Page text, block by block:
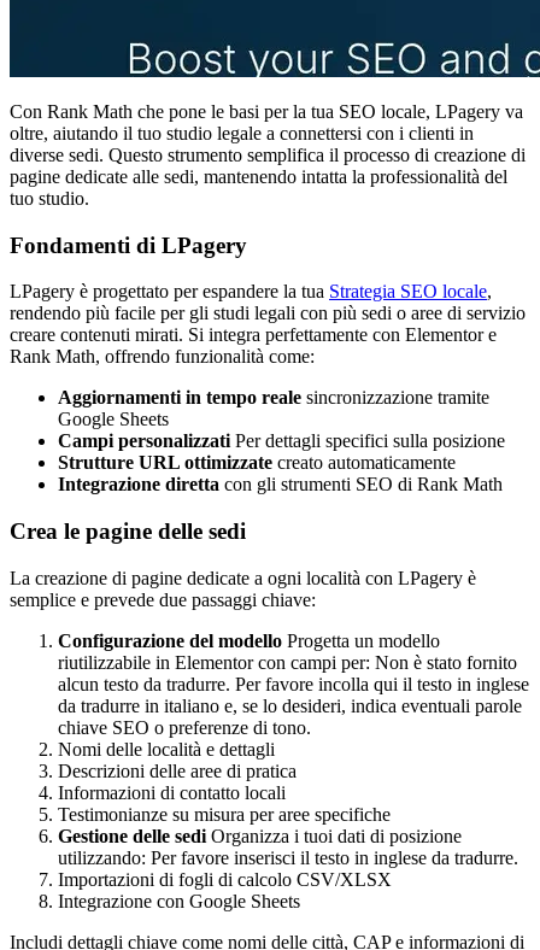
Con Rank Math che pone le basi per la tua SEO locale, LPagery va
oltre, aiutando il tuo studio legale a connettersi con i clienti in
diverse sedi. Questo strumento semplifica il processo di creazione di
pagine dedicate alle sedi, mantenendo intatta la professionalità del
tuo studio.
Fondamenti di LPagery
LPagery è progettato per espandere la tua Strategia SEO locale,
rendendo più facile per gli studi legali con più sedi o aree di servizio
creare contenuti mirati. Si integra perfettamente con Elementor e
Rank Math, offrendo funzionalità come:
Aggiornamenti in tempo reale sincronizzazione tramite
Google Sheets
Campi personalizzati Per dettagli specifici sulla posizione
Strutture URL ottimizzate creato automaticamente
Integrazione diretta con gli strumenti SEO di Rank Math
Crea le pagine delle sedi
La creazione di pagine dedicate a ogni località con LPagery è
semplice e prevede due passaggi chiave:
Configurazione del modello Progetta un modello
riutilizzabile in Elementor con campi per: Non è stato fornito
alcun testo da tradurre. Per favore incolla qui il testo in inglese
da tradurre in italiano e, se lo desideri, indica eventuali parole
chiave SEO o preferenze di tono.
Nomi delle località e dettagli
Descrizioni delle aree di pratica
Informazioni di contatto locali
Testimonianze su misura per aree specifiche
Gestione delle sedi Organizza i tuoi dati di posizione
utilizzando: Per favore inserisci il testo in inglese da tradurre.
Importazioni di fogli di calcolo CSV/XLSX
Integrazione con Google Sheets
Includi dettagli chiave come nomi delle città, CAP e informazioni di